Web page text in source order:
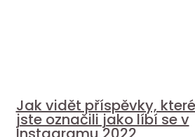
Jak vidět příspěvky, které
jste označili jako líbí se v